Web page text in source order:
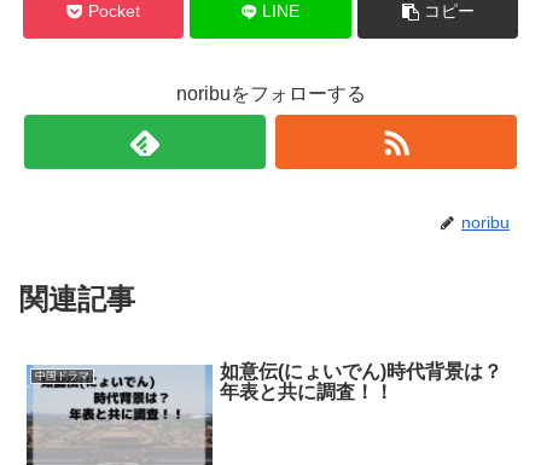
Pocket LINE コピー
noribuをフォローする
noribu
関連記事
中国ドラマ
如意伝(にょいでん)時代背景は？
年表と共に調査！！